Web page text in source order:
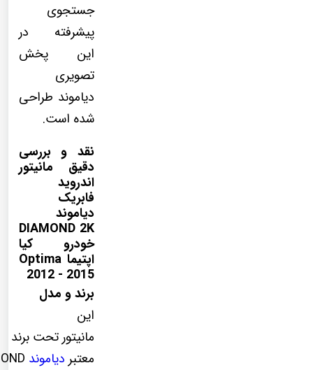
جستجوی
پیشرفته در
این پخش
تصویری
دیاموند طراحی
شده است.
نقد و بررسی
دقیق مانیتور
اندروید
فابریک
دیاموند
DIAMOND 2K
خودرو کیا
اپتیما Optima
2012 - 2015
برند و مدل
این
مانیتور تحت برند
معتبر دیاموند